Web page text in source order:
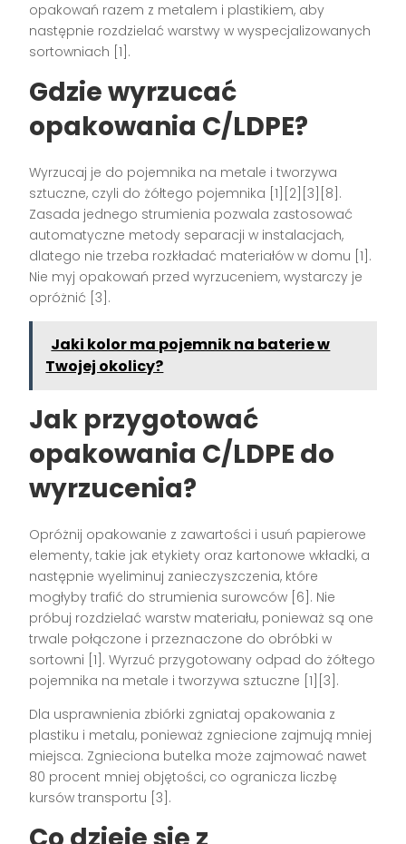
opakowań razem z metalem i plastikiem, aby
następnie rozdzielać warstwy w wyspecjalizowanych
sortowniach [1].
Gdzie wyrzucać
opakowania C/LDPE?
Wyrzucaj je do pojemnika na metale i tworzywa
sztuczne, czyli do żółtego pojemnika [1][2][3][8].
Zasada jednego strumienia pozwala zastosować
automatyczne metody separacji w instalacjach,
dlatego nie trzeba rozkładać materiałów w domu [1].
Nie myj opakowań przed wyrzuceniem, wystarczy je
opróżnić [3].
Jaki kolor ma pojemnik na baterie w
Twojej okolicy?
Jak przygotować
opakowania C/LDPE do
wyrzucenia?
Opróżnij opakowanie z zawartości i usuń papierowe
elementy, takie jak etykiety oraz kartonowe wkładki, a
następnie wyeliminuj zanieczyszczenia, które
mogłyby trafić do strumienia surowców [6]. Nie
próbuj rozdzielać warstw materiału, ponieważ są one
trwale połączone i przeznaczone do obróbki w
sortowni [1]. Wyrzuć przygotowany odpad do żółtego
pojemnika na metale i tworzywa sztuczne [1][3].
Dla usprawnienia zbiórki zgniataj opakowania z
plastiku i metalu, ponieważ zgniecione zajmują mniej
miejsca. Zgnieciona butelka może zajmować nawet
80 procent mniej objętości, co ogranicza liczbę
kursów transportu [3].